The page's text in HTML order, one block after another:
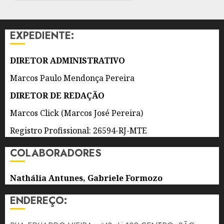
DE 2026
EXPEDIENTE:
DIRETOR ADMINISTRATIVO
Marcos Paulo Mendonça Pereira
DIRETOR DE REDAÇÃO
Marcos Click (Marcos José Pereira)
Registro Profissional: 26594-RJ-MTE
COLABORADORES
Nathália Antunes, Gabriele Formozo
ENDEREÇO: